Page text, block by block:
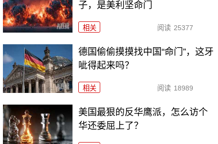
子，是美利坚命门
相关 阅读 25377
德国偷偷摸摸找中国“命门”，这牙
呲得起来吗？
相关 阅读 18989
美国最狠的反华鹰派，怎么访个
华还委屈上了？